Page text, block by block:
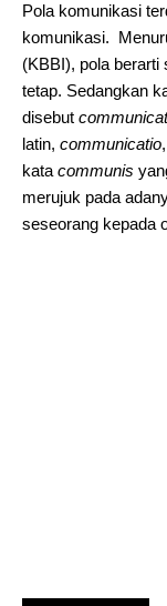
Pola komunikasi
komunikasi.
(KBBI), pola
tetap. Sedangkan
disebut
latin, communicatio
kata communis
merujuk pada
seseorang kepada